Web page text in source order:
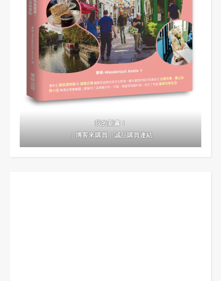
我的新書！
｜博客來購買｜誠品購買連結